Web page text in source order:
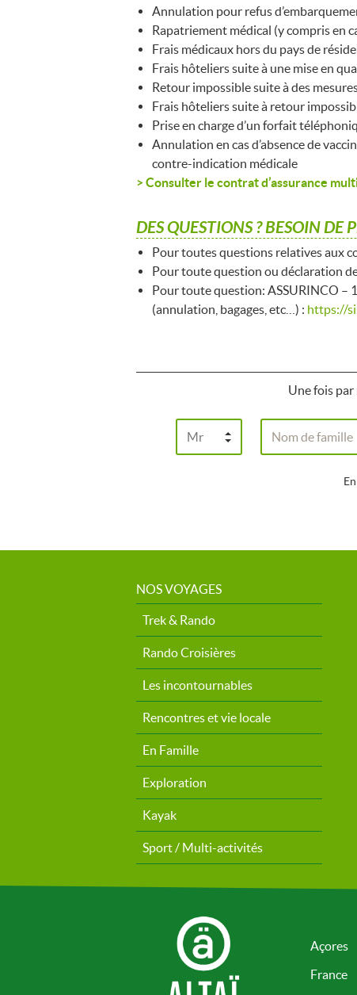
Annulation pour refus
Rapatriement médical (y compris en
Frais médicaux hors du pays de
Frais hôteliers suite à une mise en
Retour impossible suite à des
Frais hôteliers suite à retour
Prise en charge d’un forfait
Annulation en cas d’absence de
contre-indication médicale
> Consulter le contrat d’assurance
DES QUESTIONS ? BESOIN DE
Pour toutes questions relatives aux
Pour toute question ou déclaration
Pour toute question: ASSURINCO –
(annulation, bagages, etc…) : https://
Une fois par
NOS VOYAGES
Trek & Rando
Rando Croisières
Les incontournables
Rencontres et vie locale
En Famille
Exploration
Kayak
Sport / Multi-activités
Açores
France